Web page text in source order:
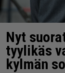
Nyt
tyylikäs
kylmän